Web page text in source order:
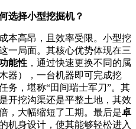
选择小型挖掘机？
本高昂，且效率受限。小型挖
一局面。其核心优势体现在三
能性 ，通过快速更换不同的属
器），一台机器即可完成挖
务，堪称“田间瑞士军刀”。其
是开挖沟渠还是平整土地，其效
，大幅缩短了工期。最后是卓
机身设计，使其能够轻松进入